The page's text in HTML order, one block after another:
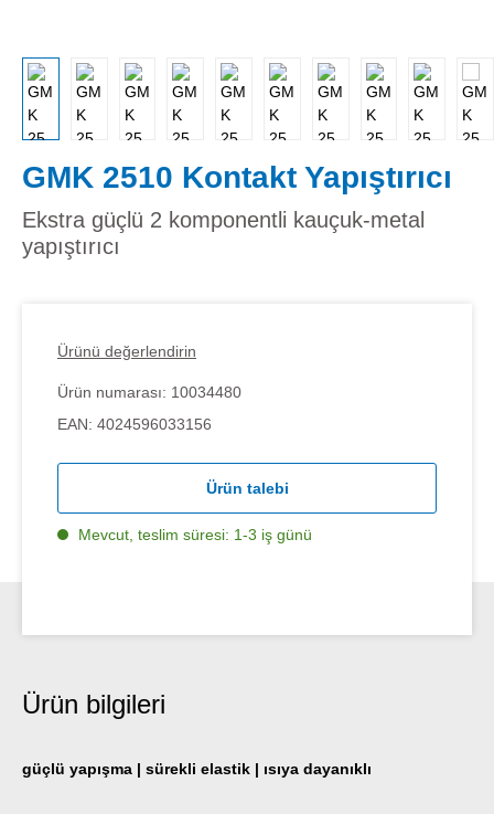
GMK 2510 Kontakt Yapıştırıcı
Ekstra güçlü 2 komponentli kauçuk-metal
yapıştırıcı
Ürünü değerlendirin
Ürün numarası: 10034480
EAN: 4024596033156
Ürün talebi
Mevcut, teslim süresi: 1-3 iş günü
Ürün bilgileri
güçlü yapışma | sürekli elastik | ısıya dayanıklı